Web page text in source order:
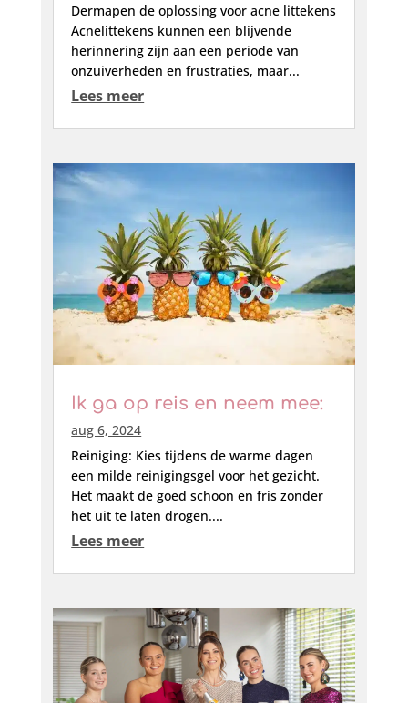
Dermapen de oplossing voor acne littekens
Acnelittekens kunnen een blijvende
herinnering zijn aan een periode van
onzuiverheden en frustraties, maar...
Lees meer
Ik ga op reis en neem mee:
aug 6, 2024
Reiniging: Kies tijdens de warme dagen
een milde reinigingsgel voor het gezicht.
Het maakt de goed schoon en fris zonder
het uit te laten drogen....
Lees meer